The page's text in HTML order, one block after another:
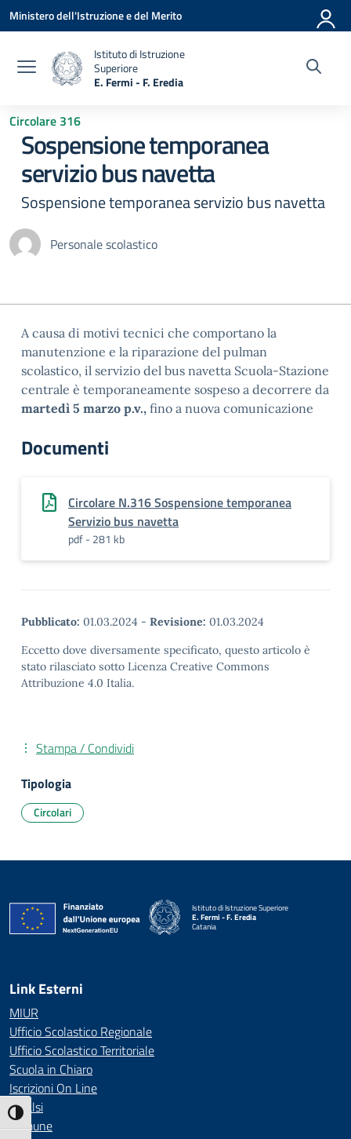
Attiva/disattiva alto contrasto
Vai ai contenuti
Vai al menu di navigazione
Vai al footer
Ministero dell'Istruzione e del Merito
Istituto di Istruzione
Superiore
E. Fermi - F. Eredia
Circolare 316
Sospensione temporanea
servizio bus navetta
Sospensione temporanea servizio bus navetta
Personale scolastico
A causa di motivi tecnici che comportano la
manutenzione e la riparazione del pulman
scolastico, il servizio del bus navetta Scuola-Stazione
centrale è temporaneamente sospeso a decorrere da
martedì 5 marzo p.v., fino a nuova comunicazione
Documenti
Circolare N.316 Sospensione temporanea
Servizio bus navetta
pdf - 281 kb
Pubblicato: 01.03.2024 - Revisione: 01.03.2024
Eccetto dove diversamente specificato, questo articolo è
stato rilasciato sotto Licenza Creative Commons
Attribuzione 4.0 Italia.
Stampa / Condividi
Tipologia
Circolari
Istituto di Istruzione Superiore
E. Fermi - F. Eredia
Catania
Link Esterni
MIUR
Ufficio Scolastico Regionale
Ufficio Scolastico Territoriale
Scuola in Chiaro
Iscrizioni On Line
Invalsi
Comune